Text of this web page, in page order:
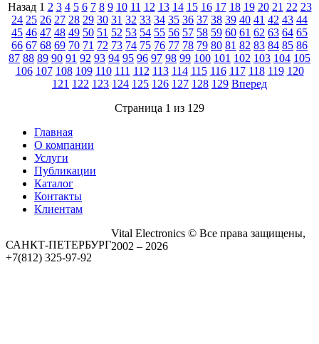
Назад 1 2 3 4 5 6 7 8 9 10 11 12 13 14 15 16 17 18 19 20 21 22 23
24 25 26 27 28 29 30 31 32 33 34 35 36 37 38 39 40 41 42 43 44
45 46 47 48 49 50 51 52 53 54 55 56 57 58 59 60 61 62 63 64 65
66 67 68 69 70 71 72 73 74 75 76 77 78 79 80 81 82 83 84 85 86
87 88 89 90 91 92 93 94 95 96 97 98 99 100 101 102 103 104 105
106 107 108 109 110 111 112 113 114 115 116 117 118 119 120
121 122 123 124 125 126 127 128 129 Вперед
Страница 1 из 129
Главная
О компании
Услуги
Публикации
Каталог
Контакты
Клиентам
САНКТ-ПЕТЕРБУРГ
+7(812) 325-97-92
Vital Electronics © Все права защищены,
2002 – 2026